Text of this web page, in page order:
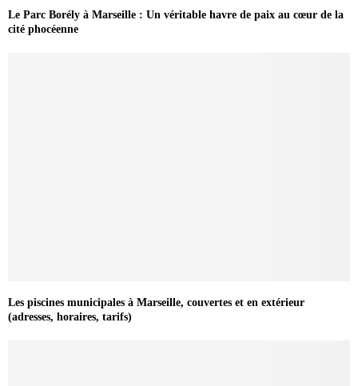
Le Parc Borély à Marseille : Un véritable havre de paix au cœur de la
cité phocéenne
Les piscines municipales à Marseille, couvertes et en extérieur
(adresses, horaires, tarifs)